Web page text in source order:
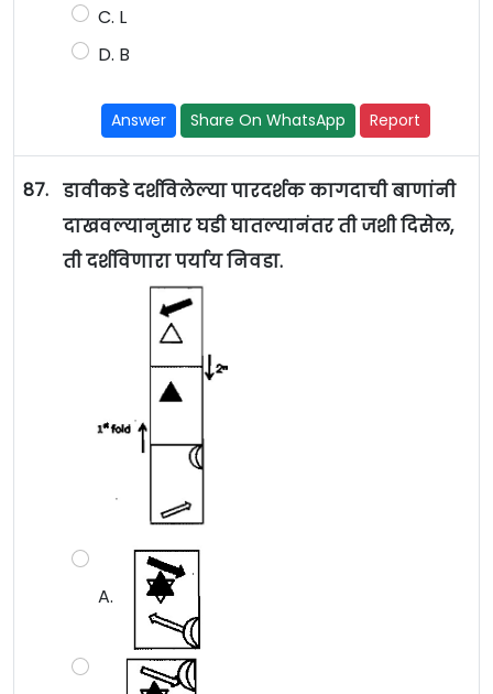
C. L
D. B
Answer Share On WhatsApp Report
87. डावीकडे दर्शविलेल्या पारदर्शक कागदाची बाणांनी
दाखवल्यानुसार घडी घातल्यानंतर ती जशी दिसेल,
ती दर्शविणारा पर्याय निवडा.
A.